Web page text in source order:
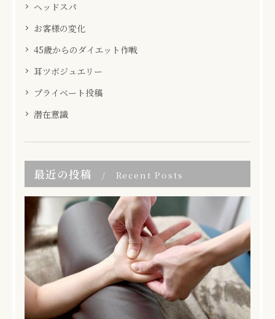
ヘッドスパ
お客様の変化
45歳からのダイエット作戦
耳ツボジュエリー
プライベート投稿
潜在意識
最近の投稿 Recent Posts